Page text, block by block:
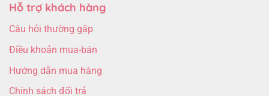
Hỗ trợ khách hàng
Câu hỏi thường gặp
Điều khoản mua-bán
Hướng dẫn mua hàng
Chính sách đổi trả